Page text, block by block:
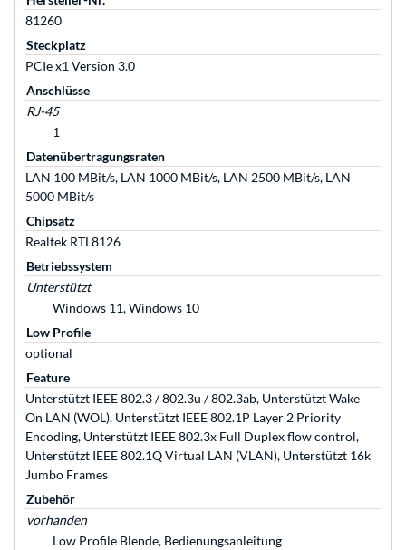
81260
Steckplatz
PCIe x1 Version 3.0
Anschlüsse
RJ-45
1
Datenübertragungsraten
LAN 100 MBit/s, LAN 1000 MBit/s, LAN 2500 MBit/s, LAN
5000 MBit/s
Chipsatz
Realtek RTL8126
Betriebssystem
Unterstützt
Windows 11, Windows 10
Low Profile
optional
Feature
Unterstützt IEEE 802.3 / 802.3u / 802.3ab, Unterstützt Wake
On LAN (WOL), Unterstützt IEEE 802.1P Layer 2 Priority
Encoding, Unterstützt IEEE 802.3x Full Duplex flow control,
Unterstützt IEEE 802.1Q Virtual LAN (VLAN), Unterstützt 16k
Jumbo Frames
Zubehör
vorhanden
Low Profile Blende, Bedienungsanleitung